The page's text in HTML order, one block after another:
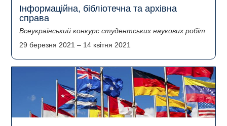
Інформаційна, бібліотечна та архівна
справа
Всеукраїнський конкурс студентських наукових робіт
29 березня 2021 – 14 квітня 2021